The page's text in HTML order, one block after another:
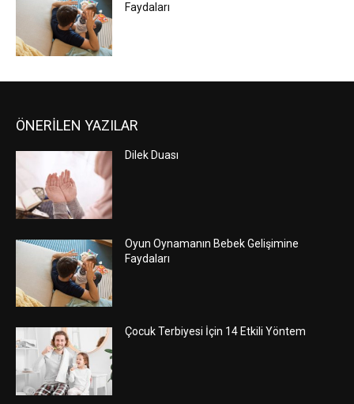
Faydaları
ÖNERİLEN YAZILAR
Dilek Duası
Oyun Oynamanın Bebek Gelişimine
Faydaları
Çocuk Terbiyesi İçin 14 Etkili Yöntem